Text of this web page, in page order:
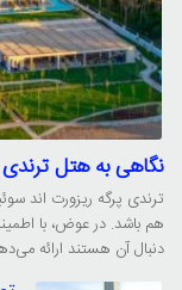
نگاهی به هتل ترندی
ترندی پرگه ریزورت اند
هم باشد. در عوض، با
دنبال آن هستند ارائه